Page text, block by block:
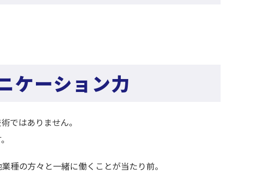
ケーション力
ではありません。
種の方々と一緒に働くことが当たり前。